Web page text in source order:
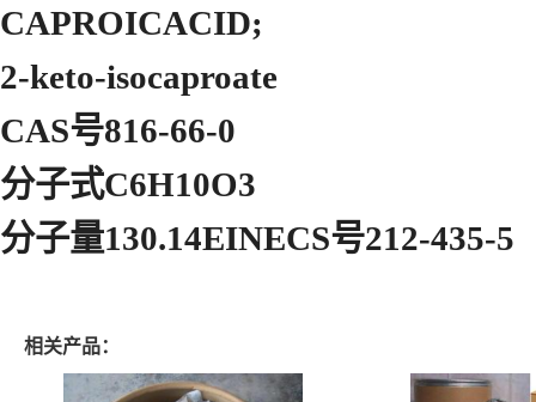
CAPROICACID;
2-keto-isocaproate
CAS号816-66-0
分子式C6H10O3
分子量130.14EINECS号212-435-5
相关产品：